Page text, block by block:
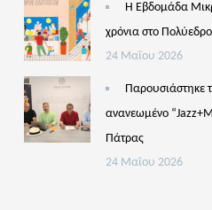
Η Εβδομάδα
χρόνια στο
24 Μαΐου 2026
Παρουσιάστηκε
ανανεωμένο
Πάτρας
24 Μαΐου 2026